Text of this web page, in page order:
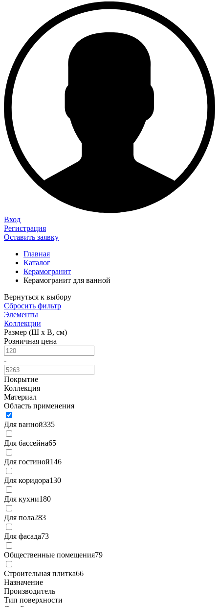
Вход
Регистрация
Оставить заявку
Главная
Каталог
Керамогранит
Керамогранит для ванной
Вернуться к выбору
Сбросить фильтр
Элементы
Коллекции
Размер (Ш х В, см)
Розничная цена
-
Покрытие
Коллекция
Материал
Область применения
Для ванной335
Для бассейна65
Для гостиной146
Для коридора130
Для кухни180
Для пола283
Для фасада73
Общественные помещения79
Строительная плитка66
Назначение
Производитель
Тип поверхности